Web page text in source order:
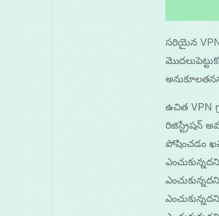
సరియైన
ఉచిత VPN
రిజిస్ట్రేషన్
పోషించడం